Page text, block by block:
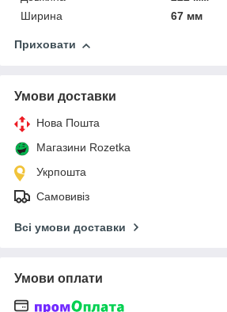
Ширина
67 мм
Приховати
Умови доставки
Нова Пошта
Магазини Rozetka
Укрпошта
Самовивіз
Всі умови доставки
Умови оплати